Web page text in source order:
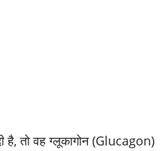
तो वह ग्लूकागोन (Glucagon)